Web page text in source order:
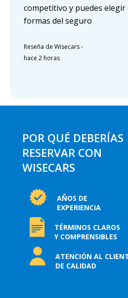
competitivo y puedes
formas del seguro
Reseña de Wisecars-
hace 2 horas
POR QUÉ DEBERÍAS
RESERVAR CON
WISECARS
AÑOS DE
EXPERIENCIA
TÉRMINOS CLAROS
Y COMPRENSIBLES
ATENCIÓN AL
DE CALIDAD